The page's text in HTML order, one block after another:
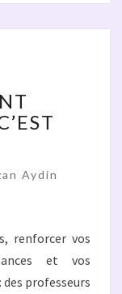
Aydin
renforcer vos
et vos
professeurs